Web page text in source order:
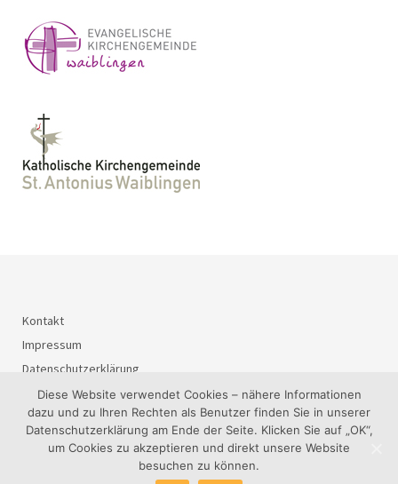
Kontakt
Impressum
Datenschutzerklärung
© 2026 BürgerInteressenGemeinschaft Waiblingen-Süd e.V..
Diese Website verwendet Cookies – nähere Informationen
dazu und zu Ihren Rechten als Benutzer finden Sie in unserer
Datenschutzerklärung am Ende der Seite. Klicken Sie auf „OK“,
um Cookies zu akzeptieren und direkt unsere Website
besuchen zu können.